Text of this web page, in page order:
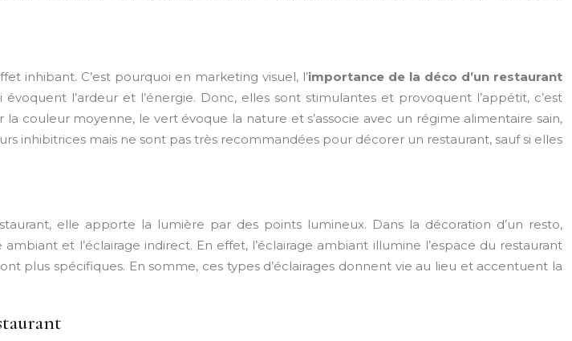
inhibant. C’est pourquoi en marketing visuel, l’importance de la déco d’un restaurant
l’ardeur et l’énergie. Donc, elles sont stimulantes et provoquent l’appétit, c’est
couleur moyenne, le vert évoque la nature et s’associe avec un régime alimentaire sain,
inhibitrices mais ne sont pas très recommandées pour décorer un restaurant, sauf si elles
elle apporte la lumière par des points lumineux. Dans la décoration d’un resto,
et l’éclairage indirect. En effet, l’éclairage ambiant illumine l’espace du restaurant
plus spécifiques. En somme, ces types d’éclairages donnent vie au lieu et accentuent la